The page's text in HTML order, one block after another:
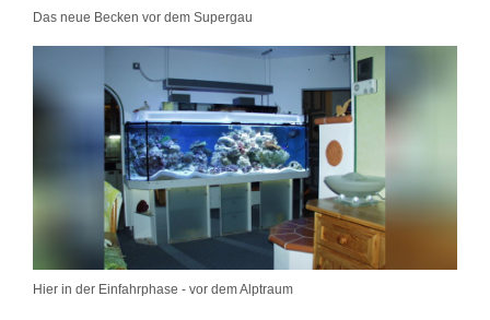
Das neue Becken vor dem Supergau
Hier in der Einfahrphase - vor dem Alptraum